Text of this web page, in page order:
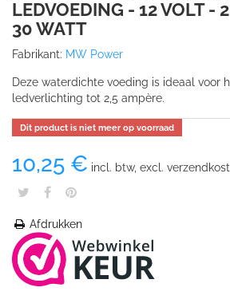
LEDVOEDING - 12 VOLT -
30 WATT
Fabrikant: MW Power
Deze waterdichte voeding is ideaal voor
ledverlichting tot 2,5 ampère.
Dit product is niet meer op voorraad
10,25 € incl. btw, excl.
Afdrukken